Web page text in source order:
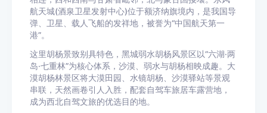
航天城(酒泉卫星发射中心)位于额济纳旗境内，是我国导
弹、卫星、载人飞船的发祥地，被誉为“中国航天第一
港”。
这里胡杨景致别具特色，黑城弱水胡杨风景区以“六湖·两
岛·七重林”为核心体系，沙漠、弱水与胡杨相映成趣。大
漠胡杨林景区将大漠田园、水镜胡杨、沙漠驿站等景观
串联，天然画卷引人入胜，配套自驾车旅居车露营地，
成为西北自驾文旅的优选目的地。